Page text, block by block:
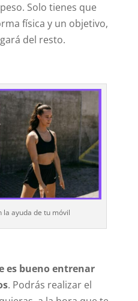
Solo tienes que
física y un objetivo,
del resto.
la ayuda de tu móvil
es bueno entrenar
. Podrás realizar el